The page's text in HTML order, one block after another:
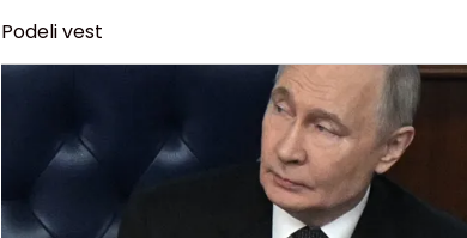
Podeli vest